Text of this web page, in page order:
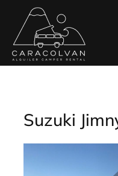
content
Suzuki